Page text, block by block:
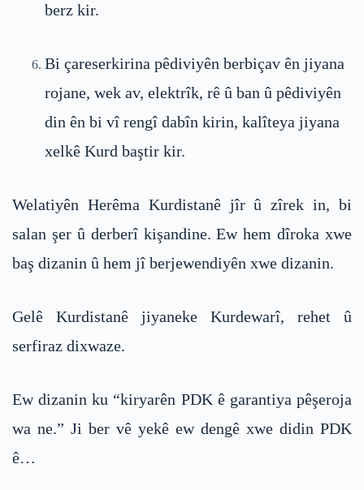
berz kir.
Bi çareserkirina pêdiviyên berbiçav ên jiyana
rojane, wek av, elektrîk, rê û ban û pêdiviyên
din ên bi vî rengî dabîn kirin, kalîteya jiyana
xelkê Kurd baştir kir.
Welatiyên Herêma Kurdistanê jîr û zîrek in, bi
salan şer û derberî kişandine. Ew hem dîroka xwe
baş dizanin û hem jî berjewendiyên xwe dizanin.
Gelê Kurdistanê jiyaneke Kurdewarî, rehet û
serfiraz dixwaze.
Ew dizanin ku “kiryarên PDK ê garantiya pêşeroja
wa ne.” Ji ber vê yekê ew dengê xwe didin PDK
ê…